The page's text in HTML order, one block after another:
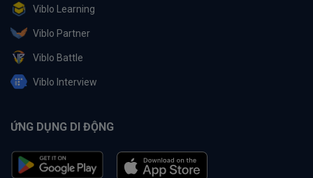
Viblo Learning
Viblo Partner
Viblo Battle
Viblo Interview
ỨNG DỤNG DI ĐỘNG